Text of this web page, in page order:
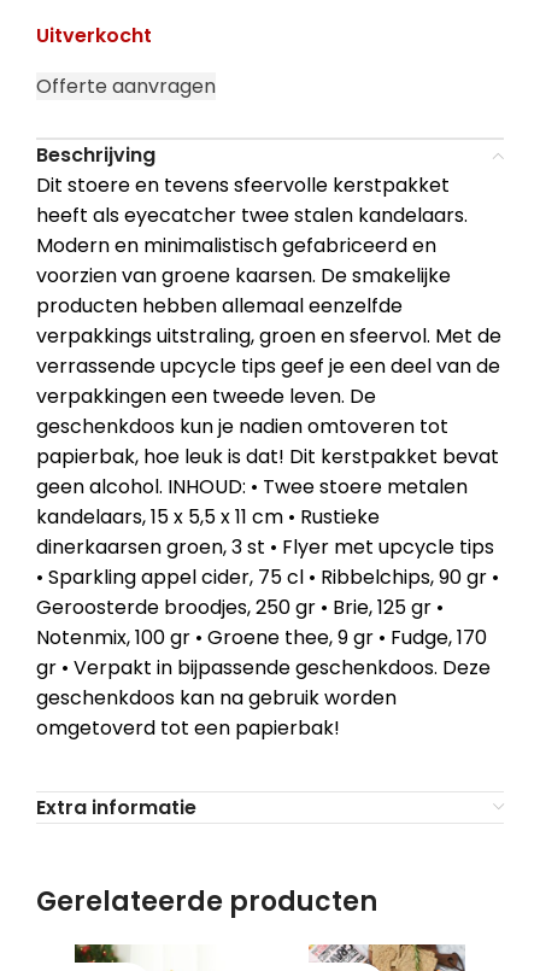
Uitverkocht
Offerte aanvragen
Beschrijving
Dit stoere en tevens sfeervolle kerstpakket
heeft als eyecatcher twee stalen kandelaars.
Modern en minimalistisch gefabriceerd en
voorzien van groene kaarsen. De smakelijke
producten hebben allemaal eenzelfde
verpakkings uitstraling, groen en sfeervol. Met de
verrassende upcycle tips geef je een deel van de
verpakkingen een tweede leven. De
geschenkdoos kun je nadien omtoveren tot
papierbak, hoe leuk is dat! Dit kerstpakket bevat
geen alcohol. INHOUD: • Twee stoere metalen
kandelaars, 15 x 5,5 x 11 cm • Rustieke
dinerkaarsen groen, 3 st • Flyer met upcycle tips
• Sparkling appel cider, 75 cl • Ribbelchips, 90 gr •
Geroosterde broodjes, 250 gr • Brie, 125 gr •
Notenmix, 100 gr • Groene thee, 9 gr • Fudge, 170
gr • Verpakt in bijpassende geschenkdoos. Deze
geschenkdoos kan na gebruik worden
omgetoverd tot een papierbak!
Extra informatie
Gerelateerde producten